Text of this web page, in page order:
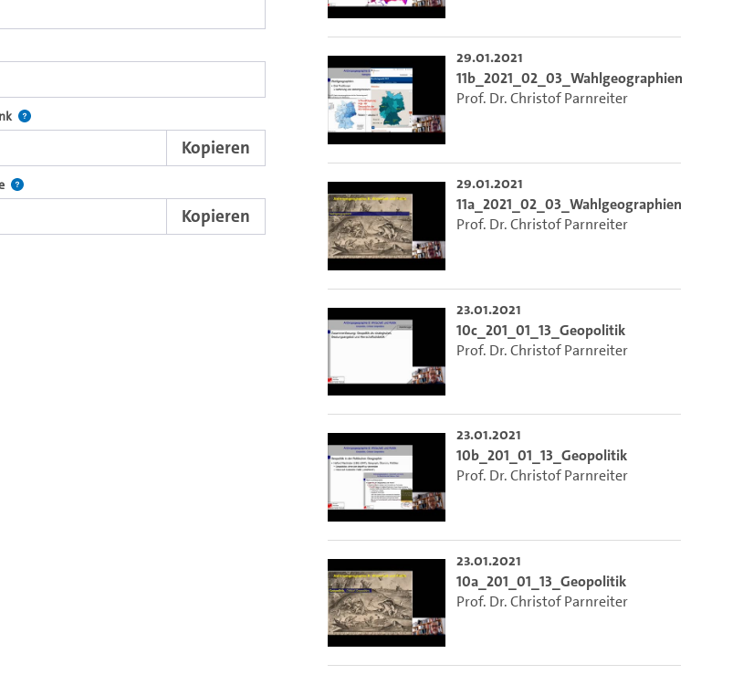
Begründung weiterführender
einzubetten.
Serie mit dem Lecture2Go-Videoplayer einzubetten.
OpenOlat Video-Baustein einzubetten.
den Endpunkt für Zitat2Go. Bitte in das Feld klicken, um die aktuelle Zeit auszuwählen.
Nach der Auswahl eines Start- und Endpunktes verweist dieser Link auf den Ausschnitt des Videos.
Kopieren
Nutzen Sie diesen Code, um den Auschnitt des Videos mit dem Lecture2Go-Videoplayer einzubetten.
Kopieren
29.01.2021
11b_2021_02_03_Wahlgeographien
Prof. Dr. Christof Parnreiter
29.01.2021
11a_2021_02_03_Wahlgeographien
Prof. Dr. Christof Parnreiter
23.01.2021
10c_201_01_13_Geopolitik
Prof. Dr. Christof Parnreiter
23.01.2021
10b_201_01_13_Geopolitik
Prof. Dr. Christof Parnreiter
23.01.2021
10a_201_01_13_Geopolitik
Prof. Dr. Christof Parnreiter